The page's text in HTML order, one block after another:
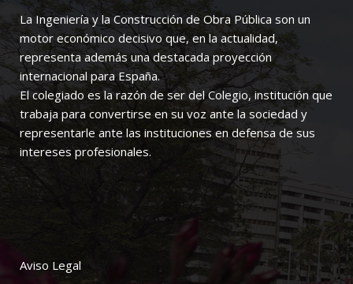
La Ingeniería y la Construcción de Obra Pública son un
motor económico decisivo que, en la actualidad,
representa además una destacada proyección
internacional para España.
El colegiado es la razón de ser del Colegio, institución que
trabaja para convertirse en su voz ante la sociedad y
representarle ante las instituciones en defensa de sus
intereses profesionales.
Aviso Legal